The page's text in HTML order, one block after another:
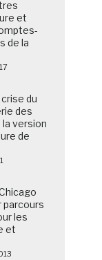
et
de la
du
des
version
de
parcours
les
et